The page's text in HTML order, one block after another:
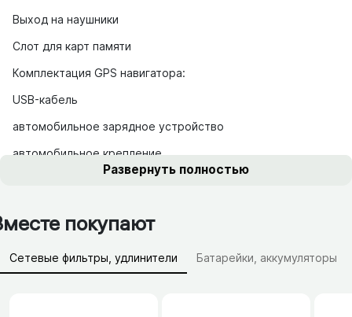
Выход на наушники
Слот для карт памяти
Комплектация GPS навигатора:
USB-кабель
автомобильное зарядное устройство
автомобильное крепление
Развернуть полностью
покупают
Сетевые фильтры, удлинители Батарейки, аккумуляторы